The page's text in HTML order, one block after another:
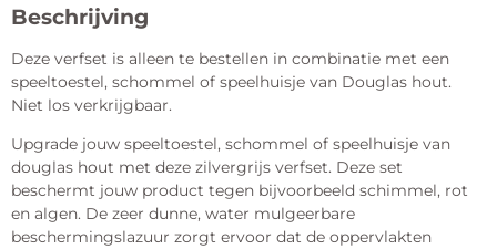
Beschrijving
Deze verfset is alleen te bestellen in combinatie met een
speeltoestel, schommel of speelhuisje van Douglas hout.
Niet los verkrijgbaar.
Upgrade jouw speeltoestel, schommel of speelhuisje van
douglas hout met deze zilvergrijs verfset. Deze set
beschermt jouw product tegen bijvoorbeeld schimmel, rot
en algen. De zeer dunne, water mulgeerbare
beschermingslazuur zorgt ervoor dat de oppervlakten